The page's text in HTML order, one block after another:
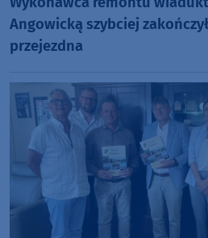
Angowicką szybciej
przejezdna